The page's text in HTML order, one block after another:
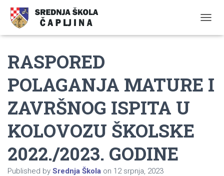
RASPORED
POLAGANJA MATURE I
ZAVRŠNOG ISPITA U
KOLOVOZU ŠKOLSKE
2022./2023. GODINE
Published by Srednja Škola on 12 srpnja, 2023